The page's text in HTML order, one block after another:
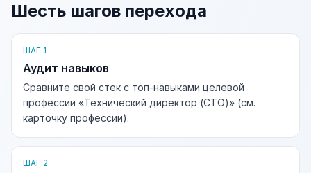
Шесть шагов перехода
ШАГ 1
Аудит навыков
Сравните свой стек с топ-навыками целевой
профессии «Технический директор (CTO)» (см.
карточку профессии).
ШАГ 2